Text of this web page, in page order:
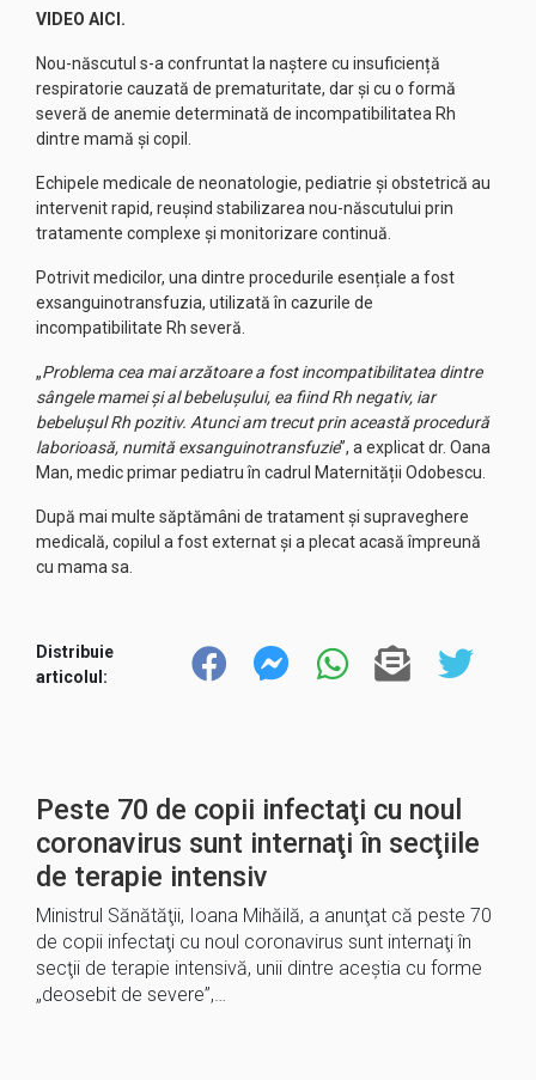
VIDEO AICI.
Nou-născutul s-a confruntat la naștere cu insuficiență
respiratorie cauzată de prematuritate, dar și cu o formă
severă de anemie determinată de incompatibilitatea Rh
dintre mamă și copil.
Echipele medicale de neonatologie, pediatrie și obstetrică au
intervenit rapid, reușind stabilizarea nou-născutului prin
tratamente complexe și monitorizare continuă.
Potrivit medicilor, una dintre procedurile esențiale a fost
exsanguinotransfuzia, utilizată în cazurile de
incompatibilitate Rh severă.
„Problema cea mai arzătoare a fost incompatibilitatea dintre
sângele mamei și al bebelușului, ea fiind Rh negativ, iar
bebelușul Rh pozitiv. Atunci am trecut prin această procedură
laborioasă, numită exsanguinotransfuzie”, a explicat dr. Oana
Man, medic primar pediatru în cadrul Maternității Odobescu.
După mai multe săptămâni de tratament și supraveghere
medicală, copilul a fost externat și a plecat acasă împreună
cu mama sa.
Distribuie
articolul:
Peste 70 de copii infectaţi cu noul
coronavirus sunt internaţi în secţiile
de terapie intensiv
Ministrul Sănătăţii, Ioana Mihăilă, a anunţat că peste 70
de copii infectaţi cu noul coronavirus sunt internaţi în
secţii de terapie intensivă, unii dintre aceştia cu forme
„deosebit de severe”,…